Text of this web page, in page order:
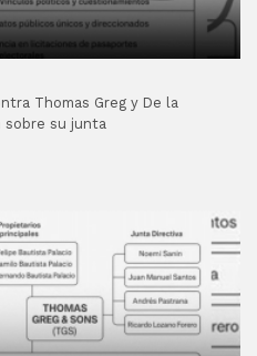
Thomas Greg y De la
sobre su junta